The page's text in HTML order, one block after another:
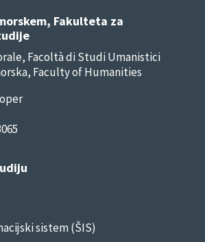
Fakulteta za
Facoltà di Studi Umanistici
Faculty of Humanities
sistem (ŠIS)